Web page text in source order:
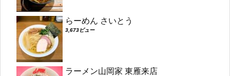
らーめん さいとう
3,673ビュー
ラーメン山岡家 東雁来店